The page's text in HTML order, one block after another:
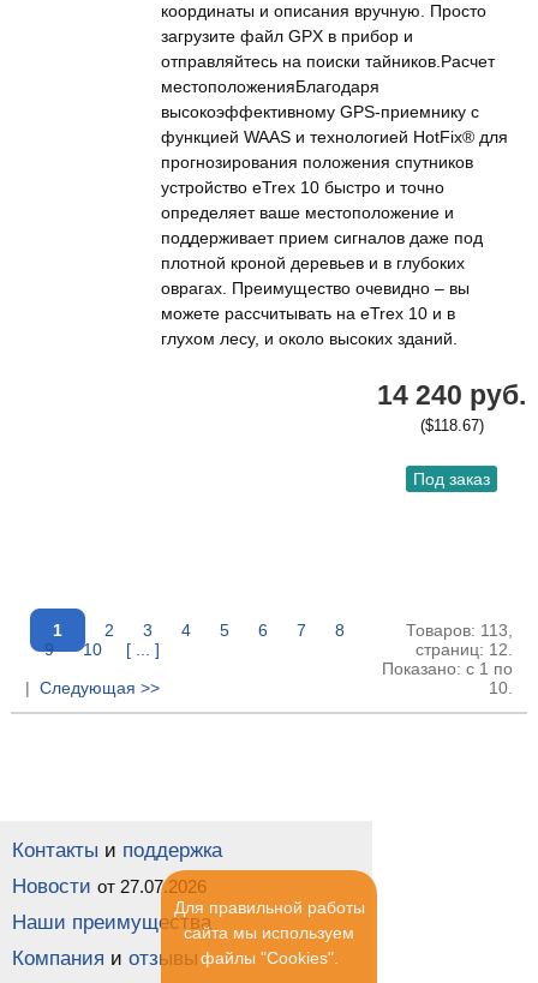
координаты и описания вручную. Просто
загрузите файл GPX в прибор и
отправляйтесь на поиски тайников.Расчет
местоположенияБлагодаря
высокоэффективному GPS-приемнику с
функцией WAAS и технологией HotFix® для
прогнозирования положения спутников
устройство eTrex 10 быстро и точно
определяет ваше местоположение и
поддерживает прием сигналов даже под
плотной кроной деревьев и в глубоких
оврагах. Преимущество очевидно – вы
можете рассчитывать на eTrex 10 и в
глухом лесу, и около высоких зданий.
14 240 руб.
($118.67)
Под заказ
1 2 3 4 5 6 7
8
9
10
[ ... ]
| Следующая >>
Товаров: 113,
страниц: 12.
Показано: с 1 по
10.
Контакты и поддержка
Новости от 27.07.2026
Наши преимущества
Компания и отзывы
Для правильной работы
сайта мы используем
файлы "Cookies".